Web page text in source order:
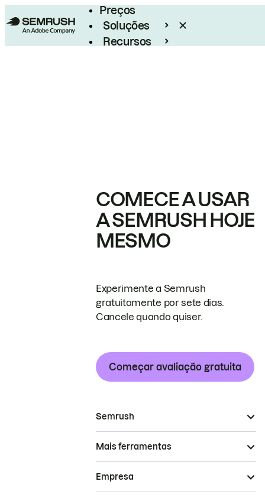
Preços
Soluções
Recursos
COMECE A USAR
A SEMRUSH HOJE
MESMO
Experimente a Semrush
gratuitamente por sete dias.
Cancele quando quiser.
Começar avaliação gratuita
Semrush
Mais ferramentas
Empresa